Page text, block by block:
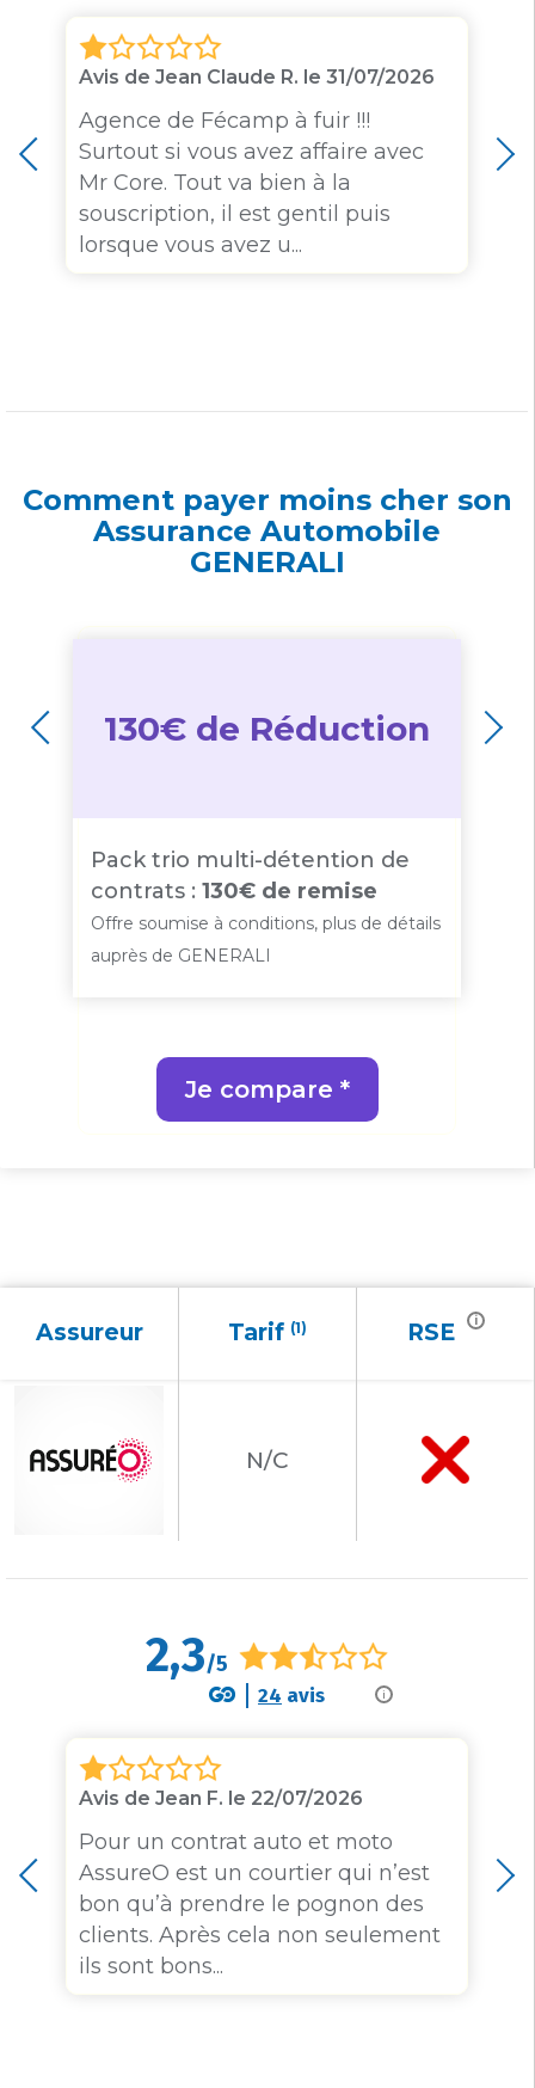
Avis de Jean Claude R. le 31/07/2026
Agence de Fécamp à fuir !!!
Surtout si vous avez affaire avec
Mr Core. Tout va bien à la
souscription, il est gentil puis
lorsque vous avez u...
Comment payer moins cher son
Assurance Automobile
GENERALI
130€ de Réduction
Pack trio multi-détention de
contrats : 130€ de remise
Offre soumise à conditions, plus de détails
auprès de GENERALI
Je compare *
Assureur Tarif (1) RSE i
N/C
i
2,3/5
24 avis
Avis de Jean F. le 22/07/2026
Pour un contrat auto et moto
AssureO est un courtier qui n’est
bon qu’à prendre le pognon des
clients. Après cela non seulement
ils sont bons...